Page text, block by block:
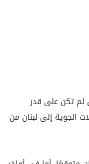
لم تكن على قدر
الجوية إلى لبنان من